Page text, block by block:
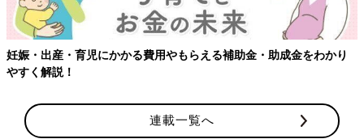
娠・出産・育児にかかる費用やもらえる補助金・助成金をわかり
すく解説！
連載一覧へ